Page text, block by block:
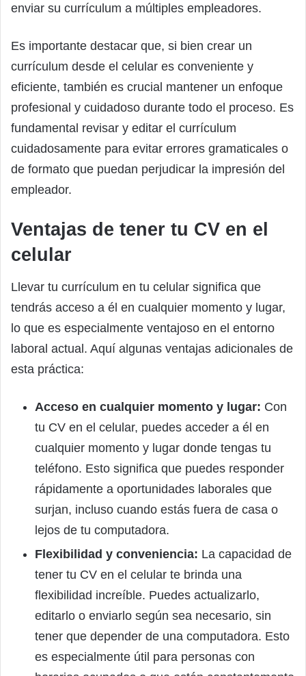
enviar su currículum a múltiples empleadores.
Es importante destacar que, si bien crear un
currículum desde el celular es conveniente y
eficiente, también es crucial mantener un enfoque
profesional y cuidadoso durante todo el proceso. Es
fundamental revisar y editar el currículum
cuidadosamente para evitar errores gramaticales o
de formato que puedan perjudicar la impresión del
empleador.
Ventajas de tener tu CV en el
celular
Llevar tu currículum en tu celular significa que
tendrás acceso a él en cualquier momento y lugar,
lo que es especialmente ventajoso en el entorno
laboral actual. Aquí algunas ventajas adicionales de
esta práctica:
Acceso en cualquier momento y lugar: Con
tu CV en el celular, puedes acceder a él en
cualquier momento y lugar donde tengas tu
teléfono. Esto significa que puedes responder
rápidamente a oportunidades laborales que
surjan, incluso cuando estás fuera de casa o
lejos de tu computadora.
Flexibilidad y conveniencia: La capacidad de
tener tu CV en el celular te brinda una
flexibilidad increíble. Puedes actualizarlo,
editarlo o enviarlo según sea necesario, sin
tener que depender de una computadora. Esto
es especialmente útil para personas con